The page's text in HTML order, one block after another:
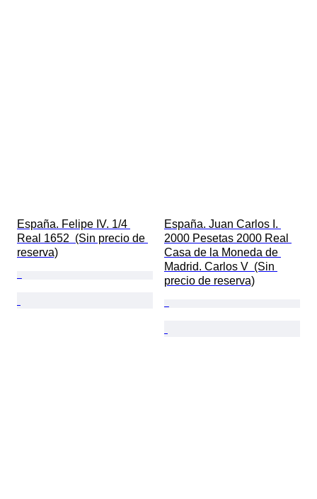
España. Felipe IV. 1/4
Real 1652  (Sin precio de
reserva)
España. Juan Carlos I.
2000 Pesetas 2000 Real
Casa de la Moneda de
Madrid. Carlos V  (Sin
precio de reserva)